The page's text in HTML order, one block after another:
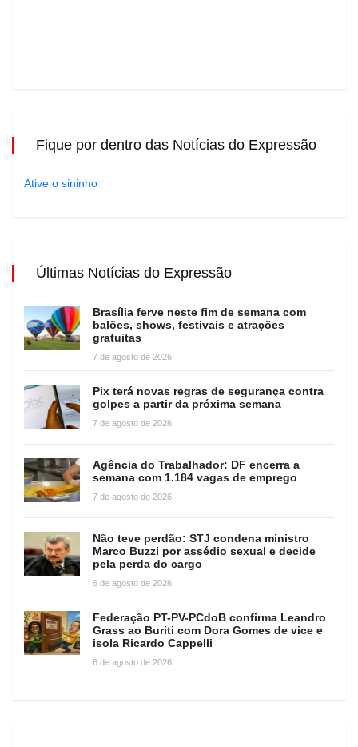
Fique por dentro das Notícias do Expressão
Ative o sininho
Últimas Notícias do Expressão
Brasília ferve neste fim de semana com
balões, shows, festivais e atrações
gratuitas
7 de agosto de 2026
Pix terá novas regras de segurança contra
golpes a partir da próxima semana
7 de agosto de 2026
Agência do Trabalhador: DF encerra a
semana com 1.184 vagas de emprego
7 de agosto de 2026
Não teve perdão: STJ condena ministro
Marco Buzzi por assédio sexual e decide
pela perda do cargo
6 de agosto de 2026
Federação PT-PV-PCdoB confirma Leandro
Grass ao Buriti com Dora Gomes de vice e
isola Ricardo Cappelli
6 de agosto de 2026